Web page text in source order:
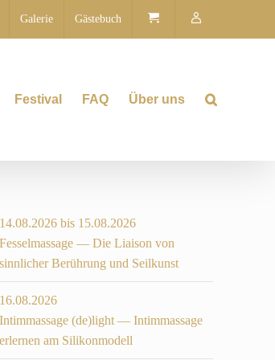
Galerie Gästebuch
Festival FAQ Über uns
14.08.2026 bis 15.08.2026
Fesselmassage — Die Liaison von
sinnlicher Berührung und Seilkunst
16.08.2026
Intimmassage (de)light — Intimmassage
erlernen am Silikonmodell